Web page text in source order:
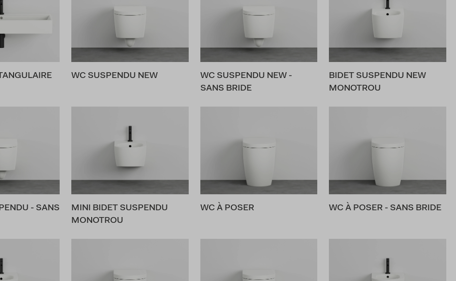
WC SUSPENDU NEW
WC SUSPENDU NEW -
SANS BRIDE
BIDET SUSPENDU NEW
MONOTROU
- SANS
MINI BIDET SUSPENDU
MONOTROU
WC À POSER WC À POSER - SANS BRIDE